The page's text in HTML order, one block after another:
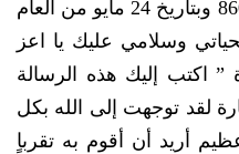
صحيفة الأيام في عددها رقم 860 وبتاريخ 24 مايو من العام
تحياتي وسلامي عليك يا اعز
” اكتب إليك هذه الرسالة
لقد توجهت إلى الله بكل
أريد أن أقوم به تقرباٍ